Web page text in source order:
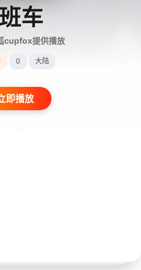
车
cupfox提供播放
0 大陆
即播放